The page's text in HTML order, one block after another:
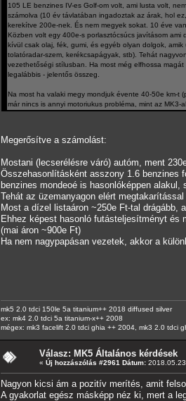
105 LE benzines IV-es Golf-om volt, ami lusta volt,
számolva (10 év távlatában ingadoztak az árak, hol
kerekítve 200e-nek. És nem megyek sokat. 10 éve
Közben volt egy 400e-s porlasztócsúcs javításom
kívül csak olaj, fék, gumi, és egyéb olyan dolgok,
tolatóradar-szem, kerékcsapágyak, stb). Tehát
vezethetőségi stílusban. Ha most még elfhossa
legalábbis - jelentős összeg.
Na most ha valaki megy mondjuk évente 40-50e km-t
már nincs is annyi motoriukus probléma, mint az
Megerősítve a számolást:
Mostani (lecserélésre váró) autóm, ment
Összehasonlításként asszony 1.6 benzines
benzines mondeoé is hasonlóképpen
Tehát az üzemanyagon elért
Most a dízel listaáron ~250e Ft-tal drágább,
Ehhez képest hasonló futásteljesítményt és
(mai áron ~900e Ft)
Ha nem nagypapásan vezetek, akkor a
mk5 2.0 tdci 150le 5a titanium++ 2018 diffused silver
ex: mk4 2.0 tdci 5a titanium-x++ 2008
mégex: mk3 facelift 2.0 tdci ghia ++ 2004, mk3 2.0 tdci
Válasz: MK5 Általános kérdések
« Új hozzászólás #2961 Dátum:
Nagyon kicsi ám a pozitív merítés, amit
A gyakorlat egész másképp néz ki, mert a